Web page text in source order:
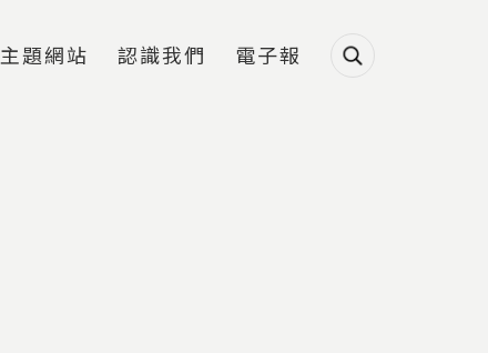
主題網站 認識我們 電子報